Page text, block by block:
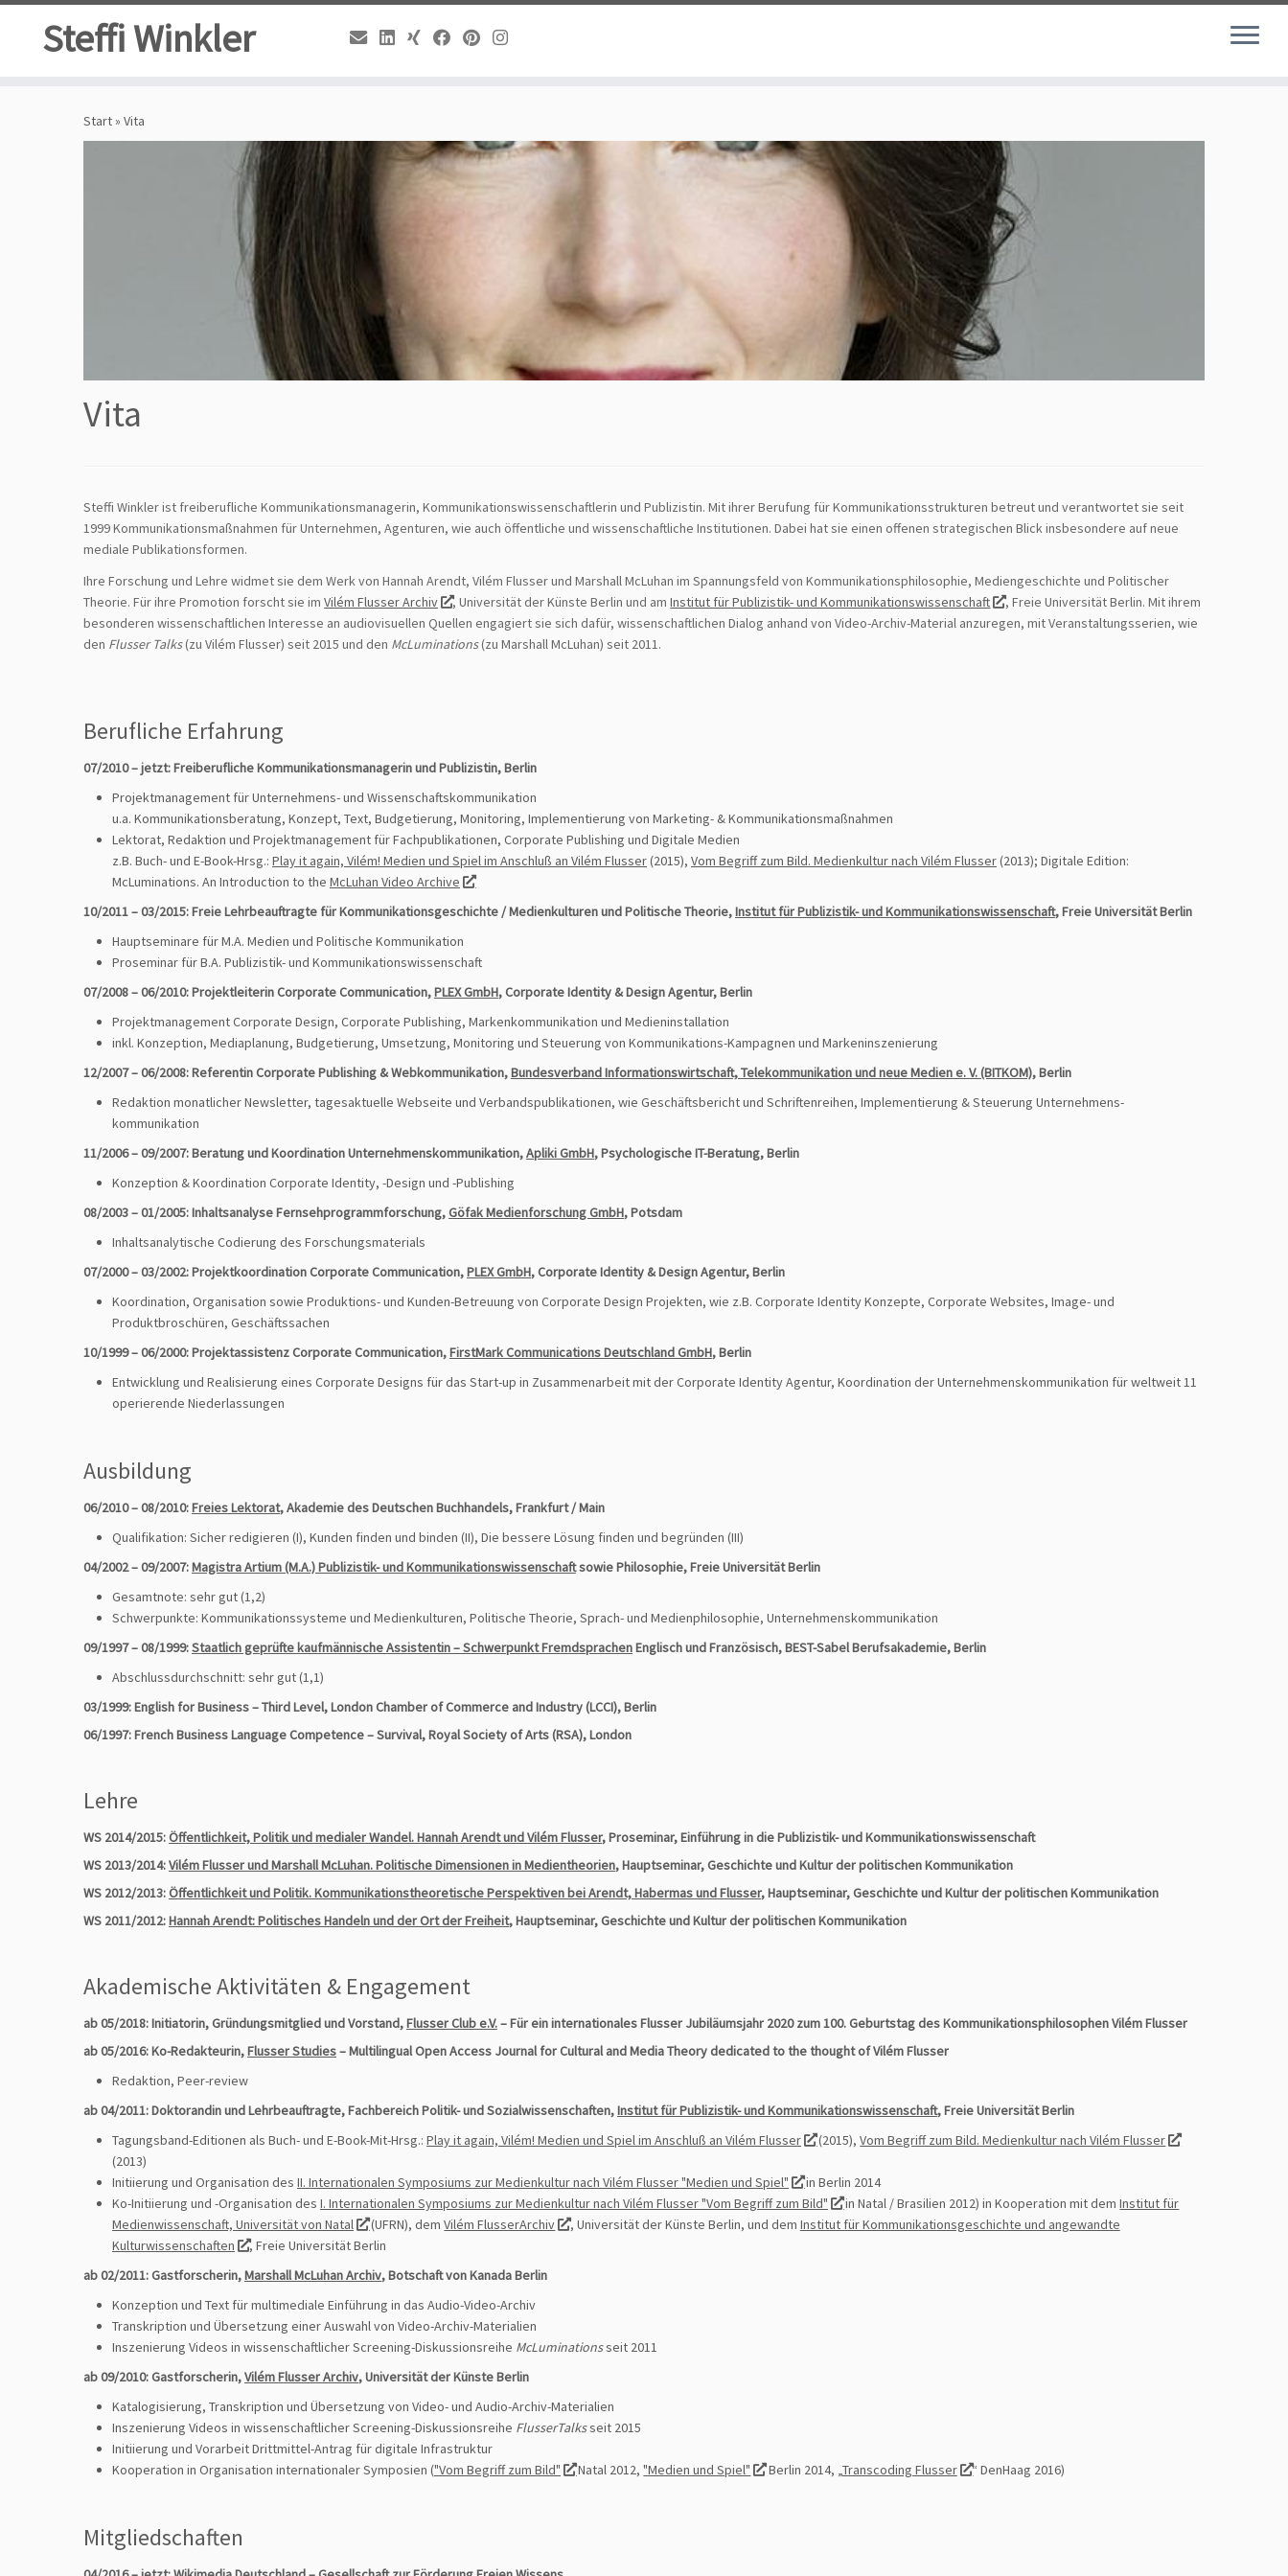
Steffi Winkler
Start» Vita
Vita
Steffi Winkler ist freiberufliche Kommunikationsmanagerin, Kommunikationswissenschaftlerin und Publizistin. Mit ihrer Berufung für Kommunikationsstrukturen betreut und verantwortet sie seit
1999 Kommunikationsmaßnahmen für Unternehmen, Agenturen, wie auch öffentliche und wissenschaftliche Institutionen. Dabei hat sie einen offenen strategischen Blick insbesondere auf neue
mediale Publikationsformen.
Ihre Forschung und Lehre widmet sie dem Werk von Hannah Arendt, Vilém Flusser und Marshall McLuhan im Spannungsfeld von Kommunikationsphilosophie, Mediengeschichte und Politischer
Theorie. Für ihre Promotion forscht sie im Vilém Flusser Archiv , Universität der Künste Berlin und amInstitut für Publizistik- und Kommunikationswissenschaft
, Freie Universität Berlin. Mit ihrem
besonderen wissenschaftlichen Interesse an audiovisuellen Quellen engagiert sie sich dafür, wissenschaftlichen Dialog anhand von Video-Archiv-Material anzuregen, mit Veranstaltungsserien, wie
den Flusser Talks(zu Vilém Flusser) seit 2015 und den McLuminations(zu Marshall McLuhan) seit 2011.
Berufliche Erfahrung
07/2010 – jetzt:Freiberufliche Kommunikationsmanagerin und Publizistin, Berlin
Projektmanage­ment für Unternehmens- und Wissenschaftskommunikation
u.a. Kommunikationsberatung, Konzept, Text, Budgetierung, Monitoring, Implementierung von Marketing- & Kommunikationsmaßnahmen
Lektorat, Redaktion und Projektmanage­ment für Fachpublikationen, Corporate Publishing und Digitale Medien
z.B. Buch- und E-Book-Hrsg.: Play it again, Vilém! Medien und Spiel im Anschluß an Vilém Flusser(2015), Vom Begriff zum Bild. Medienkultur nach Vilém Flusser(2013); Digitale Edition:
McLuminations. An Introduction to the McLuhan Video Archive
10/2011 – 03/2015: Freie Lehrbeauftragte für Kommunikations­geschichte / Medien­kulturen und Politische Theorie,Institut für Publizistik- und Kommunikations­wissenschaft, Freie Universität Berlin
Hauptseminare für M.A. Medien und Politische Kommunikation
Proseminar für B.A. Publizistik- und Kommunikations­wissenschaft
07/2008 – 06/2010: Projektleiterin Corporate Communication,PLEX GmbH, Corporate Identity & Design Agentur, Berlin
Projektmanagement Corporate Design, Corporate Publishing, Markenkommunikation und Medieninstallation
inkl. Konzeption, Mediaplanung, Budgetierung, Umsetzung, Monitoring und Steuerung von Kommunikations-Kampagnen und Markeninszenierung
12/2007 – 06/2008: Referentin Corporate Publishing & Webkommunikation,Bundesverband Informationswirtschaft, Telekommunikation und neue Medien e. V. (BITKOM), Berlin
Redaktion monatlicher Newsletter, tagesaktuelle Webseite und Verbandspublikationen, wie Geschäfts­bericht und Schriftenreihen, Implementierung & Steuerung Unternehmens­
kommunikation
11/2006 – 09/2007: Beratung und Koordination Unternehmenskommunikation,Apliki GmbH, Psychologische IT-Beratung, Berlin
Konzeption & Koordination Corporate Identity, -Design und -Publishing
08/2003 – 01/2005: Inhaltsanalyse Fernsehprogrammforschung,Göfak Medienforschung GmbH, Potsdam
Inhaltsanalytische Codierung des Forschungsmaterials
07/2000 – 03/2002: Projektkoordination Corporate Communication,PLEX GmbH, Corporate Identity & Design Agentur, Berlin
Koordination, Organisation sowie Produktions- und Kunden-Betreuung von Corporate Design Projekten, wie z.B. Corporate Identity Konzepte, Corporate Websites, Image- und
Produktbroschüren, Geschäftssachen
10/1999 – 06/2000: Projektassistenz Corporate Communication,FirstMark Communications Deutschland GmbH, Berlin
Entwicklung und Realisierung eines Corporate Designs für das Start-up in Zusammenarbeit mit der Corporate Identity Agentur, Koordination der Unternehmenskommunikation für weltweit 11
operierende Niederlassungen
Ausbildung
06/2010 – 08/2010:Freies Lektorat, Akademie des Deutschen Buchhandels, Frankfurt / Main
Qualifikation: Sicher redigieren (I), Kunden finden und binden (II), Die bessere Lösung finden und begründen (III)
04/2002 – 09/2007:Magistra Artium (M.A.) Publizistik- und Kommunikationswissenschaftsowie Philosophie, Freie Universität Berlin
Gesamtnote: sehr gut (1,2)
Schwerpunkte: Kommunikationssysteme und Medienkulturen, Politische Theorie, Sprach- und Medienphilosophie, Unternehmenskommunikation
09/1997 – 08/1999:Staatlich geprüfte kaufmännische Assistentin – Schwerpunkt Fremd­sprachenEnglisch und Französisch, BEST-Sabel Berufsakademie, Berlin
Abschlussdurchschnitt: sehr gut (1,1)
03/1999: English for Business – Third Level, London Chamber of Commerce and Industry (LCCI), Berlin
06/1997: French Business Language Competence – Survival, Royal Society of Arts (RSA), London
Lehre
WS 2014/2015:Öffentlichkeit, Politik und medialer Wandel. Hannah Arendt und Vilém Flusser, Proseminar, Einführung in die Publizistik- und Kommunikationswissenschaft
WS 2013/2014:Vilém Flusser und Marshall McLuhan. Politische Dimensionen in Medientheorien, Hauptseminar, Geschichte und Kultur der politischen Kommunikation
WS 2012/2013:Öffentlichkeit und Politik. Kommunikationstheoretische Perspektiven bei Arendt, Habermas und Flusser, Hauptseminar, Geschichte und Kultur der politischen Kommunikation
WS 2011/2012:Hannah Arendt: Politisches Handeln und der Ort der Freiheit, Hauptseminar, Geschichte und Kultur der politischen Kommunikation
Akademische Aktivitäten & Engagement
ab 05/2018: Initiatorin, Gründungsmitglied und Vorstand,Flusser Club e.V.– Für ein internationales Flusser Jubiläumsjahr 2020 zum 100. Geburtstag des Kommunikationsphilosophen Vilém Flusser
ab 05/2016: Ko-Redakteurin,Flusser Studies– Multilingual Open Access Journal for Cultural and Media Theory dedicated to the thought of Vilém Flusser
Redaktion, Peer-review
ab 04/2011: Doktorandin und Lehrbeauftragte, Fachbereich Politik- und Sozialwissenschaften,Institut für Publizistik- und Kommunikationswissenschaft, Freie Universität Berlin
Tagungsband-Editionen als Buch- und E-Book-Mit-Hrsg.: Play it again, Vilém! Medien und Spiel im Anschluß an Vilém Flusser (2015),Vom Begriff zum Bild. Medienkultur nach Vilém Flusser
(2013)
Initiierung und Organisation des II. Internationalen Symposiums zur Medienkultur nach Vilém Flusser "Medien und Spiel"
in Berlin 2014
Ko-Initiierung und -Organisation des I. Internationalen Symposiums zur Medienkultur nach Vilém Flusser "Vom Begriff zum Bild" in Natal / Brasilien 2012) in Kooperation mit demInstitut für
Medienwissenschaft, Universität von Natal
(UFRN), demVilém FlusserArchiv , Universität der Künste Berlin, und dem Institut für Kommunikationsgeschichte und angewandte
Kulturwissenschaften
, Freie Universität Berlin
ab 02/2011: Gastforscherin,Marshall McLuhan Archiv, Botschaft von Kanada Berlin
Konzeption und Text für multimediale Einführung in das Audio-Video-Archiv
Transkription und Übersetzung einer Auswahl von Video-Archiv-Materialien
Inszenierung Videos in wissenschaftlicher Screening-Diskussionsreihe McLuminationsseit 2011
ab 09/2010: Gastforscherin,Vilém Flusser Archiv, Universität der Künste Berlin
Katalogisierung, Transkription und Übersetzung von Video- und Audio-Archiv-Materialien
Inszenierung Videos in wissenschaftlicher Screening-Diskussionsreihe FlusserTalksseit 2015
Initiierung und Vorarbeit Drittmittel-Antrag für digitale Infra­struktur
Kooperation in Organisation internationaler Symposien ("Vom Begriff zum Bild" Natal 2012,"Medien und Spiel" Berlin 2014, „Transcoding Flusser “ DenHaag 2016)
Mitgliedschaften